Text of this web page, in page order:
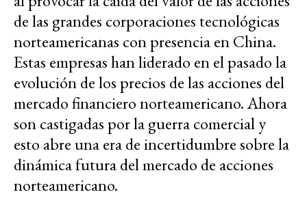
de las grandes corporaciones tecnológicas
norteamericanas con presencia en China.
Estas empresas han liderado en el pasado la
evolución de los precios de las acciones del
mercado financiero norteamericano. Ahora
son castigadas por la guerra comercial y
esto abre una era de incertidumbre sobre la
dinámica futura del mercado de acciones
norteamericano.